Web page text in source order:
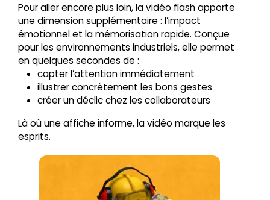
Pour aller encore plus loin, la vidéo flash apporte
une dimension supplémentaire : l’impact
émotionnel et la mémorisation rapide. Conçue
pour les environnements industriels, elle permet
en quelques secondes de :
capter l’attention immédiatement
illustrer concrètement les bons gestes
créer un déclic chez les collaborateurs
Là où une affiche informe, la vidéo marque les
esprits.